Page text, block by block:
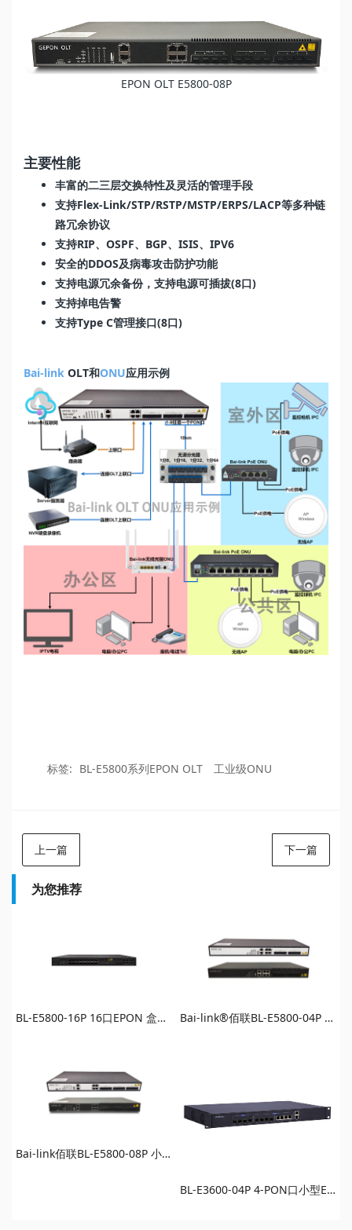
EPON OLT E5800-08P
主要性能
丰富的二三层交换特性及灵活的管理手段
支持Flex-Link/STP/RSTP/MSTP/ERPS/LACP等多种链
路冗余协议
支持RIP、OSPF、BGP、ISIS、IPV6
安全的DDOS及病毒攻击防护功能
支持电源冗余备份，支持电源可插拔(8口)
支持掉电告警
支持Type C管理接口(8口)
Bai-link OLT和ONU应用示例
标签: BL-E5800系列EPON OLT 工业级ONU
上一篇 下一篇
为您推荐
BL-E5800-16P 16口EPON 盒式小型OLT 10G万兆上联 Bai-link®佰联BL-E5800-04P 小型盒式4口EPON OLT万兆SFP+上行
Bai-link佰联BL-E5800-08P 小型盒式8口EPON OLT万兆SFP+上行
BL-E3600-04P 4-PON口小型EPON OLT Bai-link®佰联OLT